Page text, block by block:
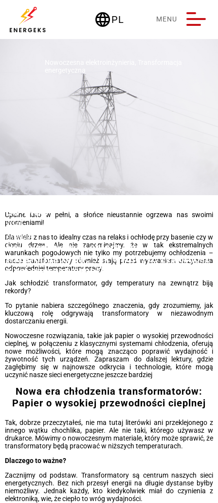
languagePL
Deutschland MENU
30 M08
2024
Energeks
Nowe odkrycia w chłodzeniu
transformatorów: Jak wydłużyć żywotność
sieci energetycznej?
Upalne lato w pełni, a słońce nieustannie ogrzewa nas swoimi
promieniami!
Dla wielu z nas to idealny czas na relaks i ochłodę przy basenie czy w
cieniu drzew. Ale nie zapominajmy, że w tak ekstremalnych
warunkach pogodowych nie tylko my potrzebujemy ochłodzenia –
nasze transformatory również stają przed wyzwaniem utrzymania
odpowiedniej temperatury pracy.
Jak schłodzić transformator, gdy temperatury na zewnątrz biją
rekordy?
To pytanie nabiera szczególnego znaczenia, gdy zrozumiemy, jak
kluczową rolę odgrywają transformatory w niezawodnym
dostarczaniu energii.
Nowoczesne rozwiązania, takie jak papier o wysokiej przewodności
cieplnej, w połączeniu z klasycznymi systemami chłodzenia, oferują
nowe możliwości, które mogą znacząco poprawić wydajność i
żywotność tych urządzeń. Zapraszam do dalszej lektury, gdzie
zagłębimy się w najnowsze odkrycia i technologie, które mogą
uczynić nasze sieci energetyczne jeszcze bardziej
Nowa era chłodzenia transformatorów:
Papier o wysokiej przewodności cieplnej
Tak, dobrze przeczytałeś, nie ma tutaj literówki ani przeklejonego z
innego wątku chochlika, papier. Ale nie taki, którego używasz w
drukarce. Mówimy o nowoczesnym materiale, który może sprawić, że
transformatory będą pracować w niższych temperaturach.
Dlaczego to ważne?
Zacznijmy od podstaw. Transformatory są centrum naszych sieci
energetycznych. Bez nich przesył energii na długie dystanse byłby
niemożliwy. Jednak każdy, kto kiedykolwiek miał do czynienia z
elektroniką, wie, że ciepło to wróg wydajności.